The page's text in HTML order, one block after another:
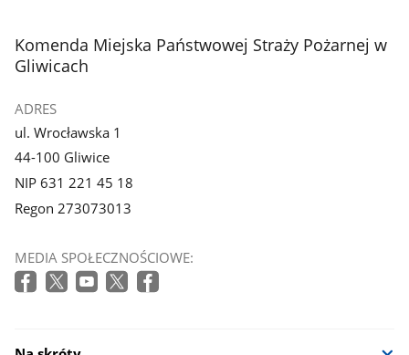
stopka
Komenda Miejska Państwowej Straży Pożarnej w
Gliwicach
ADRES
ul. Wrocławska 1
44-100 Gliwice
NIP 631 221 45 18
Regon 273073013
MEDIA SPOŁECZNOŚCIOWE: